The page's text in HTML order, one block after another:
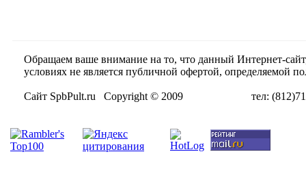
Обращаем ваше внимание на то, что данный Интернет-
условиях не является публичной офертой, определяемой
Сайт SpbPult.ru Copyright © 2009 тел: (812)716-